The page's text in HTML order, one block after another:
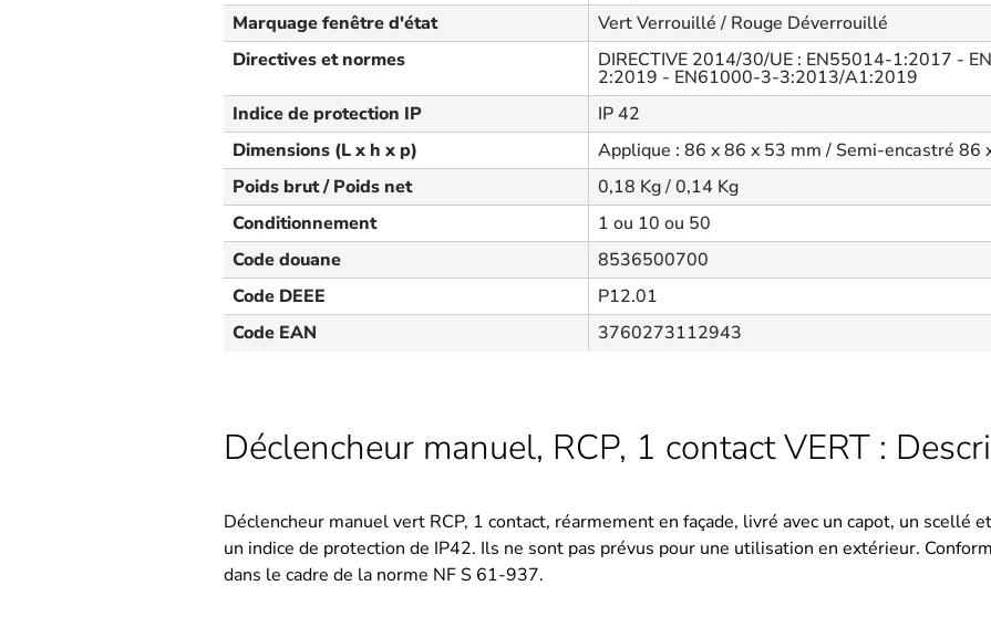
Marquage fenêtre d'état
Vert Verrouillé / Rouge Déverrouillé
Directives et normes
DIRECTIVE 2014/30/UE : EN55014-1:2017 -
2:2019 - EN61000-3-3:2013/A1:2019
Indice de protection IP
IP 42
Dimensions (L x h x p)
Applique : 86 x 86 x 53 mm / Semi-encastré 86
Poids brut / Poids net
0,18 Kg / 0,14 Kg
Conditionnement
1 ou 10 ou 50
Code douane
8536500700
Code DEEE
P12.01
Code EAN
3760273112943
Déclencheur manuel, RCP, 1 contact VERT :
Déclencheur manuel vert RCP, 1 contact, réarmement en façade, livré avec un capot, un scellé
un indice de protection de IP42. Ils ne sont pas prévus pour une utilisation en extérieur.
dans le cadre de la norme NF S 61-937.